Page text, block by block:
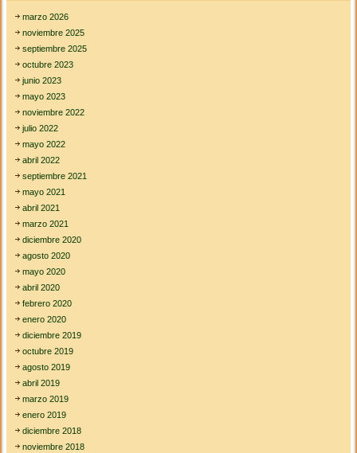
marzo 2026
noviembre 2025
septiembre 2025
octubre 2023
junio 2023
mayo 2023
noviembre 2022
julio 2022
mayo 2022
abril 2022
septiembre 2021
mayo 2021
abril 2021
marzo 2021
diciembre 2020
agosto 2020
mayo 2020
abril 2020
febrero 2020
enero 2020
diciembre 2019
octubre 2019
agosto 2019
abril 2019
marzo 2019
enero 2019
diciembre 2018
noviembre 2018